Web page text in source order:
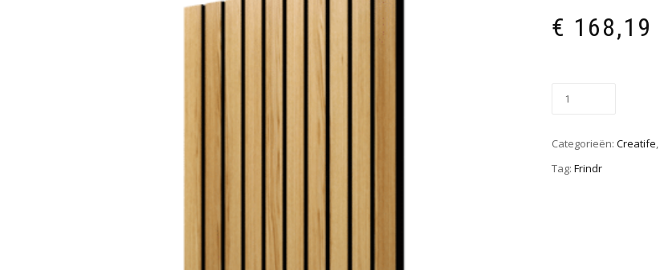
€ 168,19
Categorieën: Creatife,
Tag: Frindr